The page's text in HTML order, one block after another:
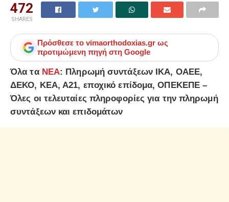
472
SHARES
Πρόσθεσε το vimaorthodoxias.gr ως
προτιμώμενη πηγή στη Google
Όλα τα ΝΕΑ: Πληρωμή συντάξεων ΙΚΑ, ΟΑΕΕ,
ΔΕΚΟ, ΚΕΑ, Α21, εποχικό επίδομα, ΟΠΕΚΕΠΕ –
Όλες οι τελευταίες πληροφορίες για την πληρωμή
συντάξεων και επιδομάτων